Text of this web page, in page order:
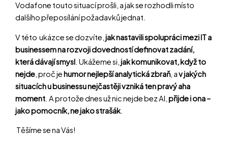
Vodafone touto situací prošli, a jak se rozhodli místo
dalšího přeposílání požadavků jednat.
V této ukázce se dozvíte,jak nastavili spolupráci mezi IT a
businessem na rozvoji dovedností definovat zadání,
která dávají smysl. Ukážeme si,jak komunikovat, když to
nejde, proč jehumor nejlepší analytická zbraň, av jakých
situacích u businessu nejčastěji vzniká ten pravý aha
moment. A protože dnes už nic nejde bez AI,přijde i ona –
jako pomocník, ne jako strašák.
Těšíme se na Vás!